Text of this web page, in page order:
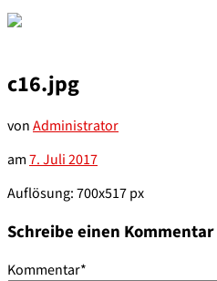
c16.jpg
vonAdministrator
am7. Juli 2017
Auflösung: 700x517 px
Schreibe einen Kommentar
Kommentar*